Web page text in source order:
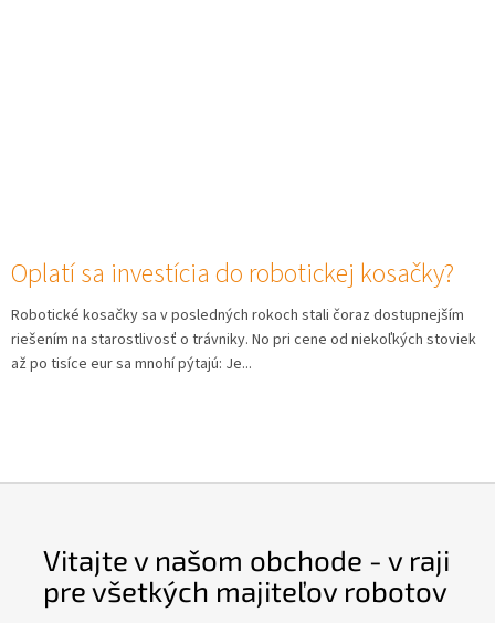
Oplatí sa investícia do robotickej kosačky?
Robotické kosačky sa v posledných rokoch stali čoraz dostupnejším
riešením na starostlivosť o trávniky. No pri cene od niekoľkých stoviek
až po tisíce eur sa mnohí pýtajú: Je...
Vitajte v našom obchode - v raji
pre všetkých majiteľov robotov